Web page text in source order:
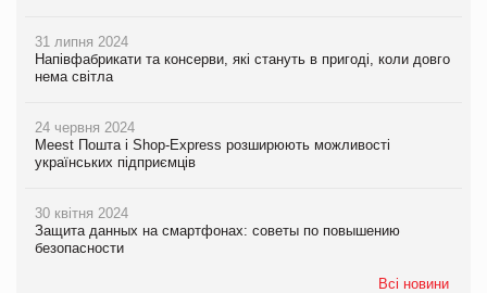
31 липня 2024
Напівфабрикати та консерви, які стануть в пригоді, коли довго
нема світла
24 червня 2024
Meest Пошта і Shop-Express розширюють можливості
українських підприємців
30 квітня 2024
Защита данных на смартфонах: советы по повышению
безопасности
Всі новини